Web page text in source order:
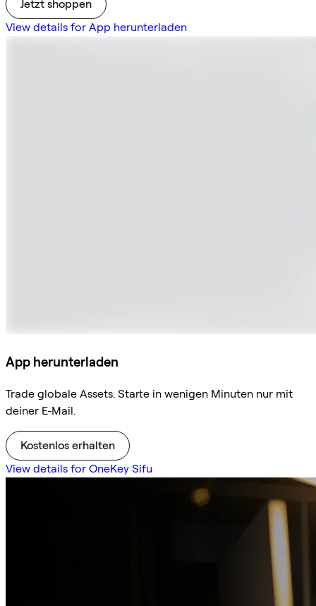
Jetzt shoppen
View details for App herunterladen
App herunterladen
Trade globale Assets. Starte in wenigen Minuten nur mit
deiner E-Mail.
Kostenlos erhalten
View details for OneKey Sifu